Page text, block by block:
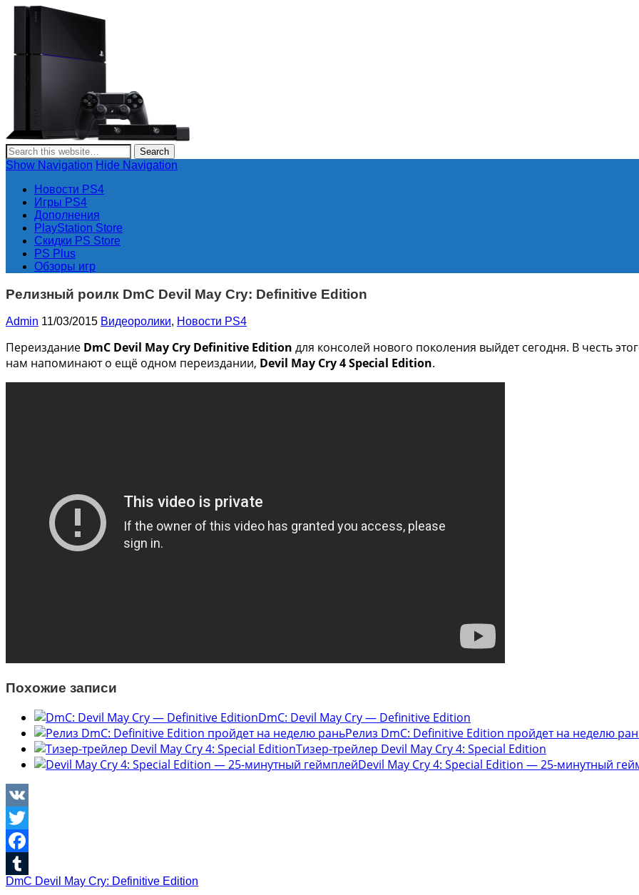
Новости и информация об игровой приставке нового поколения Sony PlayStation 4, новости игр PS4, обзоры игр,
Show Navigation Hide Navigation
Новости PS4
Игры PS4
Дополнения
PlayStation Store
Скидки PS Store
PS Plus
Обзоры игр
Релизный роилк DmC Devil May Cry: Definitive Edition
Admin 11/03/2015 Видеоролики, Новости PS4
Переиздание DmC Devil May Cry Definitive Edition для консолей нового поколения выйдет сегодня. В честь
нам напоминают о ещё одном переиздании, Devil May Cry 4 Special Edition.
Похожие записи
DmC: Devil May Cry — Definitive Edition
Релиз DmC: Definitive Edition пройдет на неделю
Тизер-трейлер Devil May Cry 4: Special Edition
Devil May Cry 4: Special Edition — 25-минутный
VK
Twitter
Facebook
Tumblr
DmC Devil May Cry: Definitive Edition